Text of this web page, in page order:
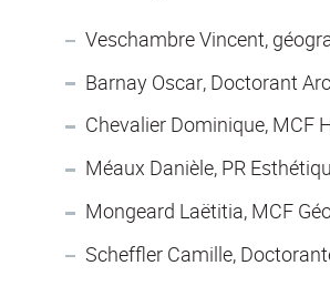
Veschambre Vincent,
Barnay Oscar, Doctorant
Chevalier Dominique, MCF
Méaux Danièle, PR
Mongeard Laëtitia, MCF
Scheffler Camille,